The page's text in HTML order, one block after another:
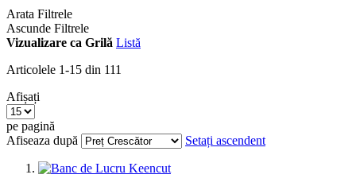
Arata Filtrele
Ascunde Filtrele
Vizualizare ca Grilă Listă
Articolele 1-15 din 111
Afișați
pe pagină
Afiseaza după
Setați ascendent